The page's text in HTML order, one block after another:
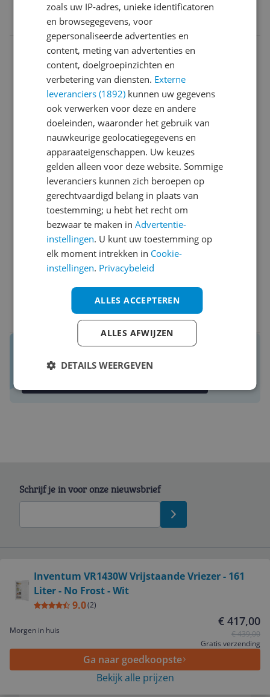
0 reacties
h********@z******* 14-08-2025 Algemene score
Top vriezer
Reviewscore 9.0
wij kijken ook altijd eerst naar reviews over
producten die we zoeken en willen ook onze
bijdrage daar aan leveren.
Pluspunten
kan veel in
Nofrost
Minpunten
Ja, ik beveel dit product aan
Reageer
Reviews van echte kopers.
Daar maak je een betere keuze mee!
Inventum VR1430W Vrijstaande Vriezer - 161
Liter - No Frost - Wit
9.0(2)
Morgen in huis
€ 417,00
€ 439,00
Gratis verzending
Ga naar goedkoopste
Bekijk alle prijzen
Schrijf je in voor onze nieuwsbrief
Service
zoals uw IP-adres, unieke identificatoren
en browsegegevens, voor
gepersonaliseerde advertenties en
content, meting van advertenties en
content, doelgroepinzichten en
verbetering van diensten. Externe
leveranciers (1892) kunnen uw gegevens
ook verwerken voor deze en andere
doeleinden, waaronder het gebruik van
nauwkeurige geolocatiegegevens en
apparaateigenschappen. Uw keuzes
gelden alleen voor deze website. Sommige
leveranciers kunnen zich beroepen op
gerechtvaardigd belang in plaats van
toestemming; u hebt het recht om
bezwaar te maken inAdvertentie-
instellingen. U kunt uw toestemming op
elk moment intrekken in Cookie-
instellingen. Privacybeleid
ALLES ACCEPTEREN
ALLES AFWIJZEN
DETAILS WEERGEVEN